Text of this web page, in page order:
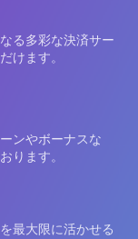
る多彩な決済サー
けます。
ンやボーナスな
ります。
最大限に活かせる